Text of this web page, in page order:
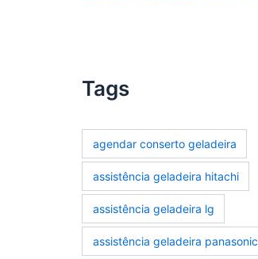
Tags
agendar conserto geladeira
assistência geladeira hitachi
assistência geladeira lg
assistência geladeira panasonic